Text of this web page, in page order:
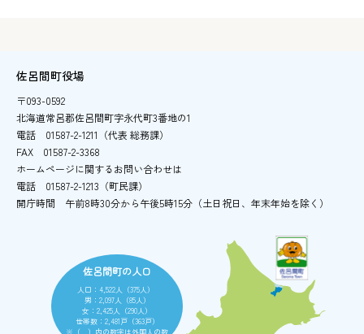
佐呂間町役場
〒093-0592
北海道常呂郡佐呂間町字永代町3番地の1
電話
01587-2-1211（代表 総務課）
FAX
01587-2-3368
ホームページに関するお問い合わせは
電話
01587-2-1213（町民課）
開庁時間
午前8時30分から午後5時15分 （土日祝日、年末年始を除く）
佐呂間町の人口
人口：4,522人（375人）
男：2,097人（85人）
女：2,425人（290人）
世帯数：2,481戸（363戸）
※（ ）内の数字は外国人の数